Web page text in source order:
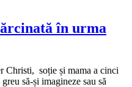
în urma
Christi, soție și mama a cinci
să-și imagineze sau să